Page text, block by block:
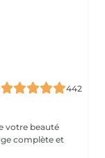
442
complète et